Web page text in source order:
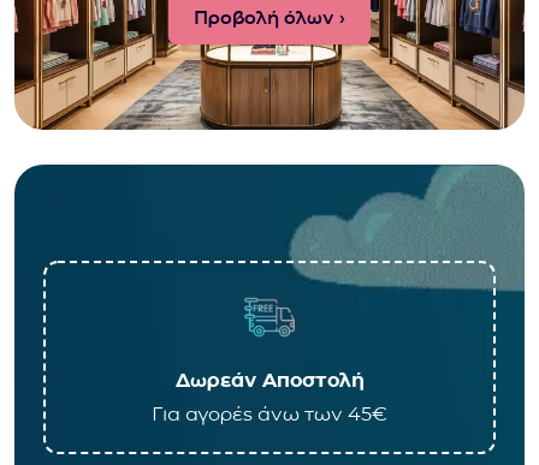
Προβολή όλων ›
Δωρεάν Αποστολή
Για αγορές άνω των 45€